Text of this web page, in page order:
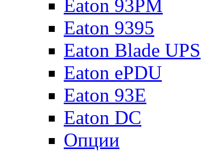
Eaton 93PM
Eaton 9395
Eaton Blade UPS
Eaton ePDU
Eaton 93E
Eaton DC
Опции